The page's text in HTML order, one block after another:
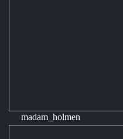
madam_holmen